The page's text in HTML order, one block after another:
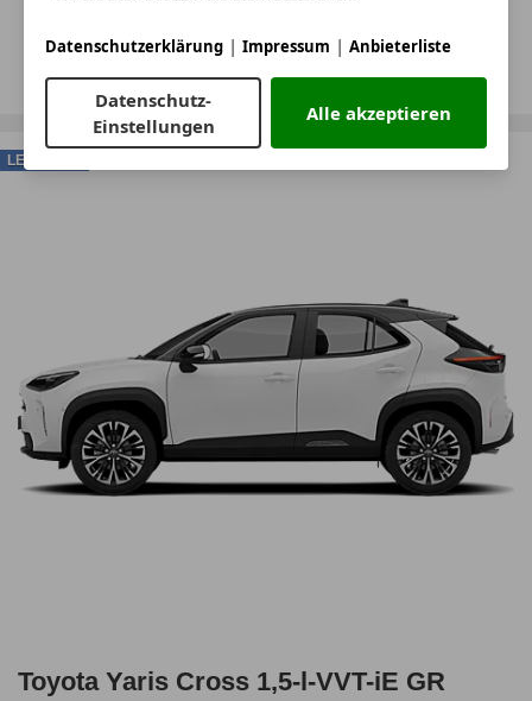
Toyota Yaris Cross 1,5-l-VVT-iE GR
LEASING
Datenschutzerklärung | Impressum | Anbieterliste
Datenschutz-
Einstellungen
Alle akzeptieren